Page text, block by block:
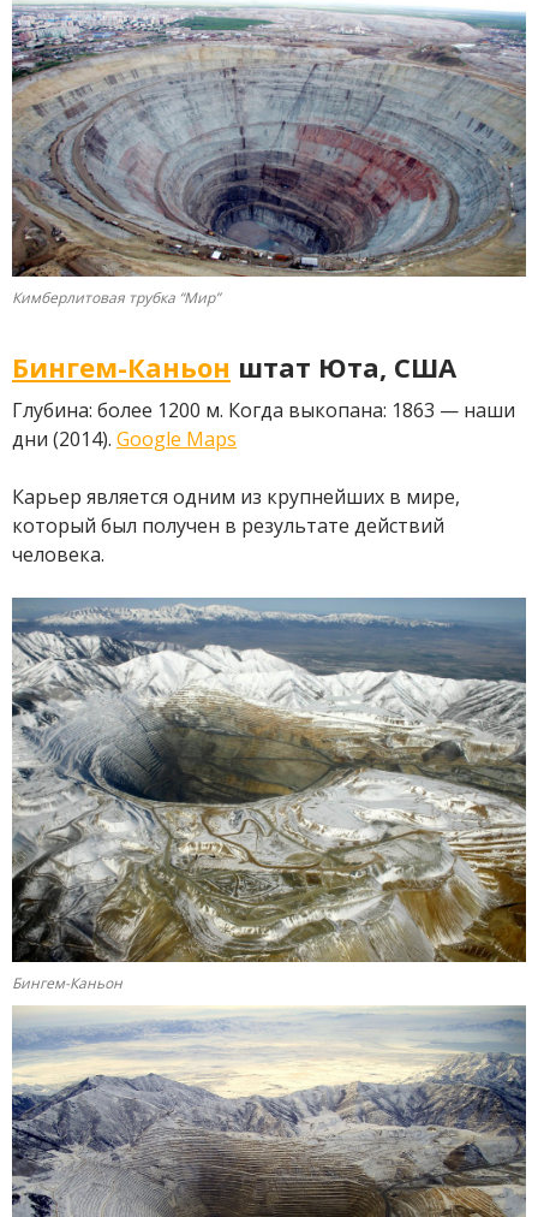
Кимберлитовая трубка “Мир”
Бингем-Каньон штат Юта, США
Глубина: более 1200 м. Когда выкопана: 1863 — наши
дни (2014). Google Maps
Карьер является одним из крупнейших в мире,
который был получен в результате действий
человека.
Бингем-Каньон